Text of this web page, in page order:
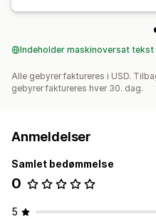
Indeholder maskinoversat tekst
Alle gebyrer faktureres i USD.
gebyrer faktureres hver 30. dag.
Anmeldelser
Samlet bedømmelse
0
5